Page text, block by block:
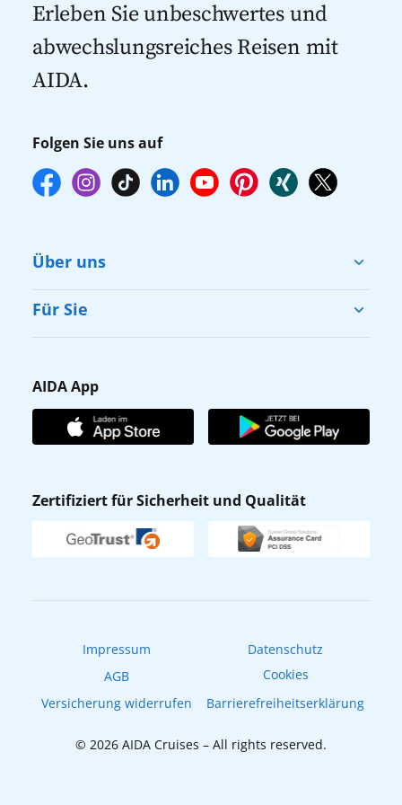
mehr zur Verfügung stehen. Deshalb
Ihrer Lieblingsausflüge vor Reisebeginn
online über myAIDA vorzunehmen.
Erleben Sie unbeschwertes und
abwechslungsreiches Reisen mit
AIDA.
Folgen Sie uns auf
Über uns
Cruise & Help
Karriere
Affiliateprogramm
Verhaltens- & Ethikkodex
Newsletter
Für Sie
Gästefragebogen
AIDA Club
AIDA App
AIDA App
Zertifiziert für Sicherheit und Qualität
Impressum
Datenschutz
AGB
Cookies
Versicherung widerrufen
Barrierefreiheitserklärung
© 2026 AIDA Cruises – All rights reserved.